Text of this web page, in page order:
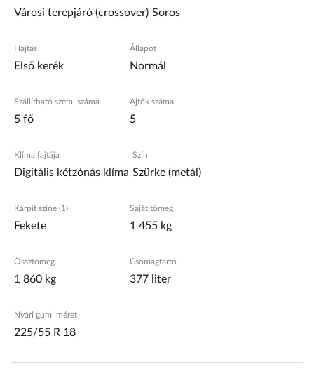
Városi terepjáró (crossover) Soros
Hajtás
Első kerék
Állapot
Normál
Szállítható szem. száma
5 fő
Ajtók száma
5
Klíma fajtája
Digitális kétzónás klíma
Szín
Szürke (metál)
Kárpit színe (1)
Fekete
Saját tömeg
1 455 kg
Össztömeg
1 860 kg
Csomagtartó
377 liter
Nyári gumi méret
225/55 R 18